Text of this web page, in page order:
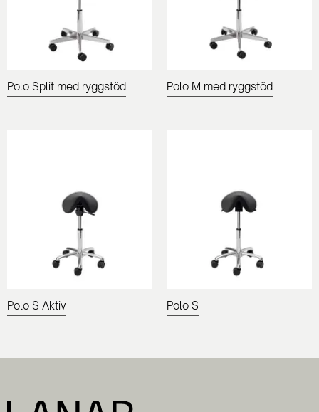
Polo Split med ryggstöd Polo M med ryggstöd
Polo S Aktiv Polo S